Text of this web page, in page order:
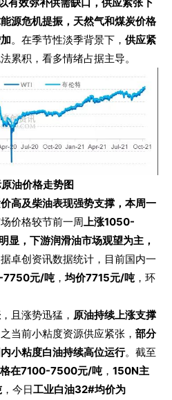
源危机提振，天然气和煤炭价格
。在季节性淡季背景下， 供应紧
累积，看多情绪占据主导。
原油价格走势图
高及柴油表现强势支撑，本周一
场价格较节前一周上涨1050-
显，下游润滑油市场观望为主，
卓创资讯数据统计，目前国内一
7750元/吨 ，均价7715元/吨 ，环
，且涨势迅猛， 原油持续上涨支撑
之当前小粘度资源供应紧张， 部分
小粘度白油持续高位运行。截至
在7100-7500元/吨 ， 150N主
，今日工业白油32#均价为